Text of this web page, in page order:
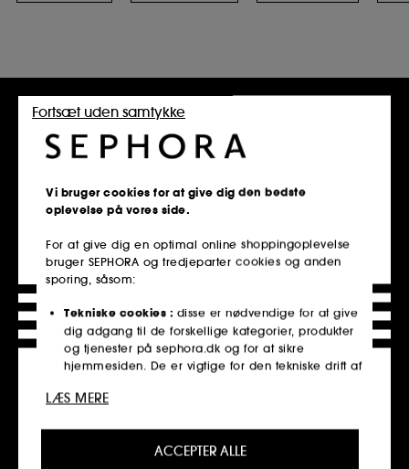
Click & Collect
Vi bruger cookies for at give dig den bedste
oplevelse på vores side.
For at give dig en optimal online shoppingoplevelse
bruger SEPHORA og tredjeparter cookies og anden
sporing, såsom:
Tekniske cookies : disse er nødvendige for at give
dig adgang til de forskellige kategorier, produkter
og tjenester på sephora.dk og for at sikre
hjemmesiden. De er vigtige for den tekniske drift af
produkter, tjenester og indhold, der bedst passer til
ACCEPTER ALLE
Fortsæt uden samtykke
LÆS MERE